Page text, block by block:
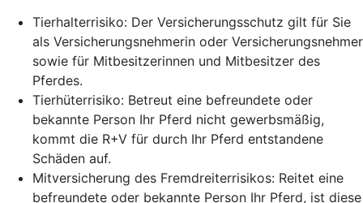
Tierhalterrisiko: Der Versicherungsschutz gilt für Sie
als Versicherungsnehmerin oder Versicherungsnehmer
sowie für Mitbesitzerinnen und Mitbesitzer des
Pferdes.
Tierhüterrisiko: Betreut eine befreundete oder
bekannte Person Ihr Pferd nicht gewerbsmäßig,
kommt die R+V für durch Ihr Pferd entstandene
Schäden auf.
Mitversicherung des Fremdreiterrisikos: Reitet eine
befreundete oder bekannte Person Ihr Pferd, ist diese